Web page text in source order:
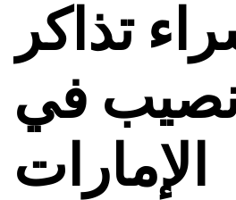
تذاكر
في
الإمارات